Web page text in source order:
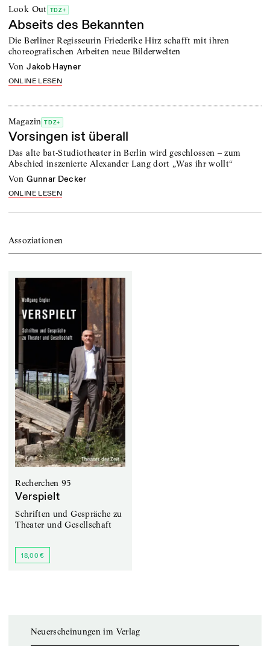
Look Out TDZ+
Abseits des Bekannten
Die Berliner Regisseurin Friederike Hirz schafft mit ihren
choreografischen Arbeiten neue Bilderwelten
von Jakob Hayner
ONLINE LESEN
Magazin TDZ+
Vorsingen ist überall
Das alte bat-Studiotheater in Berlin wird geschlossen – zum
Abschied inszenierte Alexander Lang dort „Was ihr wollt“
von Gunnar Decker
ONLINE LESEN
Assoziationen
Recherchen 95
Verspielt
Schriften und Gespräche zu
Theater und Gesellschaft
18,00 €
Neuerscheinungen im Verlag